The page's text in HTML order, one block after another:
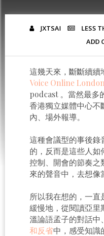
JXTSAI LESS
ADD
這幾天來，斷斷續續
Voice Online
podcast 。當然最多
香港獨立媒體中心不
內、場外報導。
這種會議型的事後錄
的，反而是這些人如
控制、開會的節奏之
來的聲音中，去想像
所以我在想的，一直
緩慢地，從閱讀亞里
溫論語孟子的對話中
和反省中，感受知識